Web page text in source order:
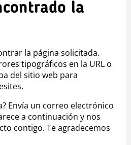
la
la página solicitada.
tipográficos en la URL o
del sitio web para
Envía un correo electrónico
a continuación y nos
contigo. Te agradecemos